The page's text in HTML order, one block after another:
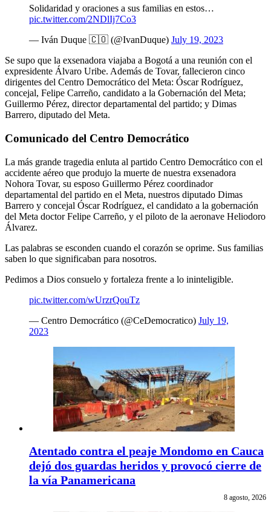
Solidaridad y oraciones a sus familias en estos…
pic.twitter.com/2NDlIj7Co3
— Iván Duque 🇨🇴 (@IvanDuque) July 19, 2023
Se supo que la exsenadora viajaba a Bogotá a una reunión con el
expresidente Álvaro Uribe. Además de Tovar, fallecieron cinco
dirigentes del Centro Democrático del Meta: Óscar Rodríguez,
concejal, Felipe Carreño, candidato a la Gobernación del Meta;
Guillermo Pérez, director departamental del partido; y Dimas
Barrero, diputado del Meta.
Comunicado del Centro Democrático
La más grande tragedia enluta al partido Centro Democrático con el
accidente aéreo que produjo la muerte de nuestra exsenadora
Nohora Tovar, su esposo Guillermo Pérez coordinador
departamental del partido en el Meta, nuestros diputado Dimas
Barrero y concejal Óscar Rodríguez, el candidato a la gobernación
del Meta doctor Felipe Carreño, y el piloto de la aeronave Heliodoro
Álvarez.
Las palabras se esconden cuando el corazón se oprime. Sus familias
saben lo que significaban para nosotros.
Pedimos a Dios consuelo y fortaleza frente a lo ininteligible.
pic.twitter.com/wUrzrQouTz
— Centro Democrático (@CeDemocratico) July 19,
2023
Atentado contra el peaje Mondomo en Cauca
dejó dos guardas heridos y provocó cierre de
la vía Panamericana
8 agosto, 2026